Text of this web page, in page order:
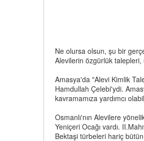
Ne olursa olsun, şu bir
Alevilerin özgürlük
Amasya'da "Alevi Kimlik
Hamdullah Çelebi'ydi.
kavramamıza yardımcı
Osmanlı'nın Alevilere
Yeniçeri Ocağı vardı.
Bektaşi türbeleri hariç bütün